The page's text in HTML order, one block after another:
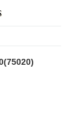
(75020)